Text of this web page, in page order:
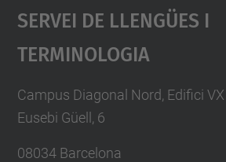
Servei De Llengües I
Terminologia
Campus Diagonal Nord, Edifici VX
Eusebi Güell, 6
08034 Barcelona